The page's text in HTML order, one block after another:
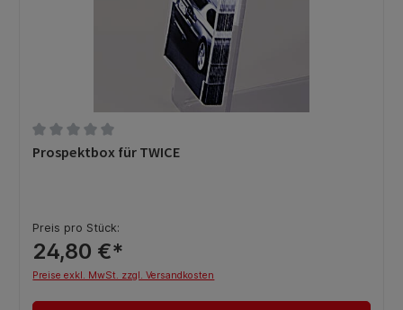
Durchschnittliche Bewertung von 0 von 5 Sternen
Prospektbox für TWICE
Preis pro Stück:
24,80 €*
Preise exkl. MwSt. zzgl. Versandkosten